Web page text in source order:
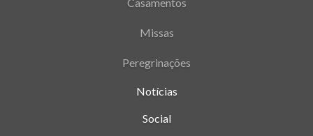
Missas
Peregrinações
Notícias
Social